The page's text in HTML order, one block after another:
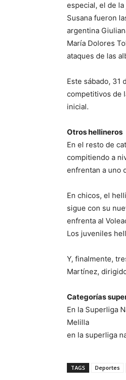
especial, el de
Susana fueron
argentina
María Dolores
ataques de las
Este sábado, 31
competitivos de
inicial.
Otros hellineros
En el resto de
compitiendo a
enfrentan a uno
En chicos, el
sigue con su
enfrenta al
Los juveniles
Y, finalmente,
Martínez,
Categorías
En la Superliga
Melilla
en la superliga
TAGS Deportes